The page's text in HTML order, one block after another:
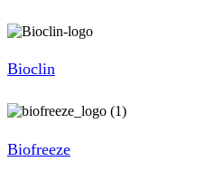
Bioclin
Biofreeze